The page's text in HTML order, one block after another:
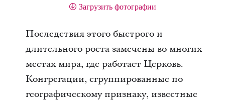
Загрузить фотографии
Последствия этого быстрого и
длительного роста замечены во многих
местах мира, где работает Церковь.
Конгрегации, сгруппированные по
географическому признаку, известные